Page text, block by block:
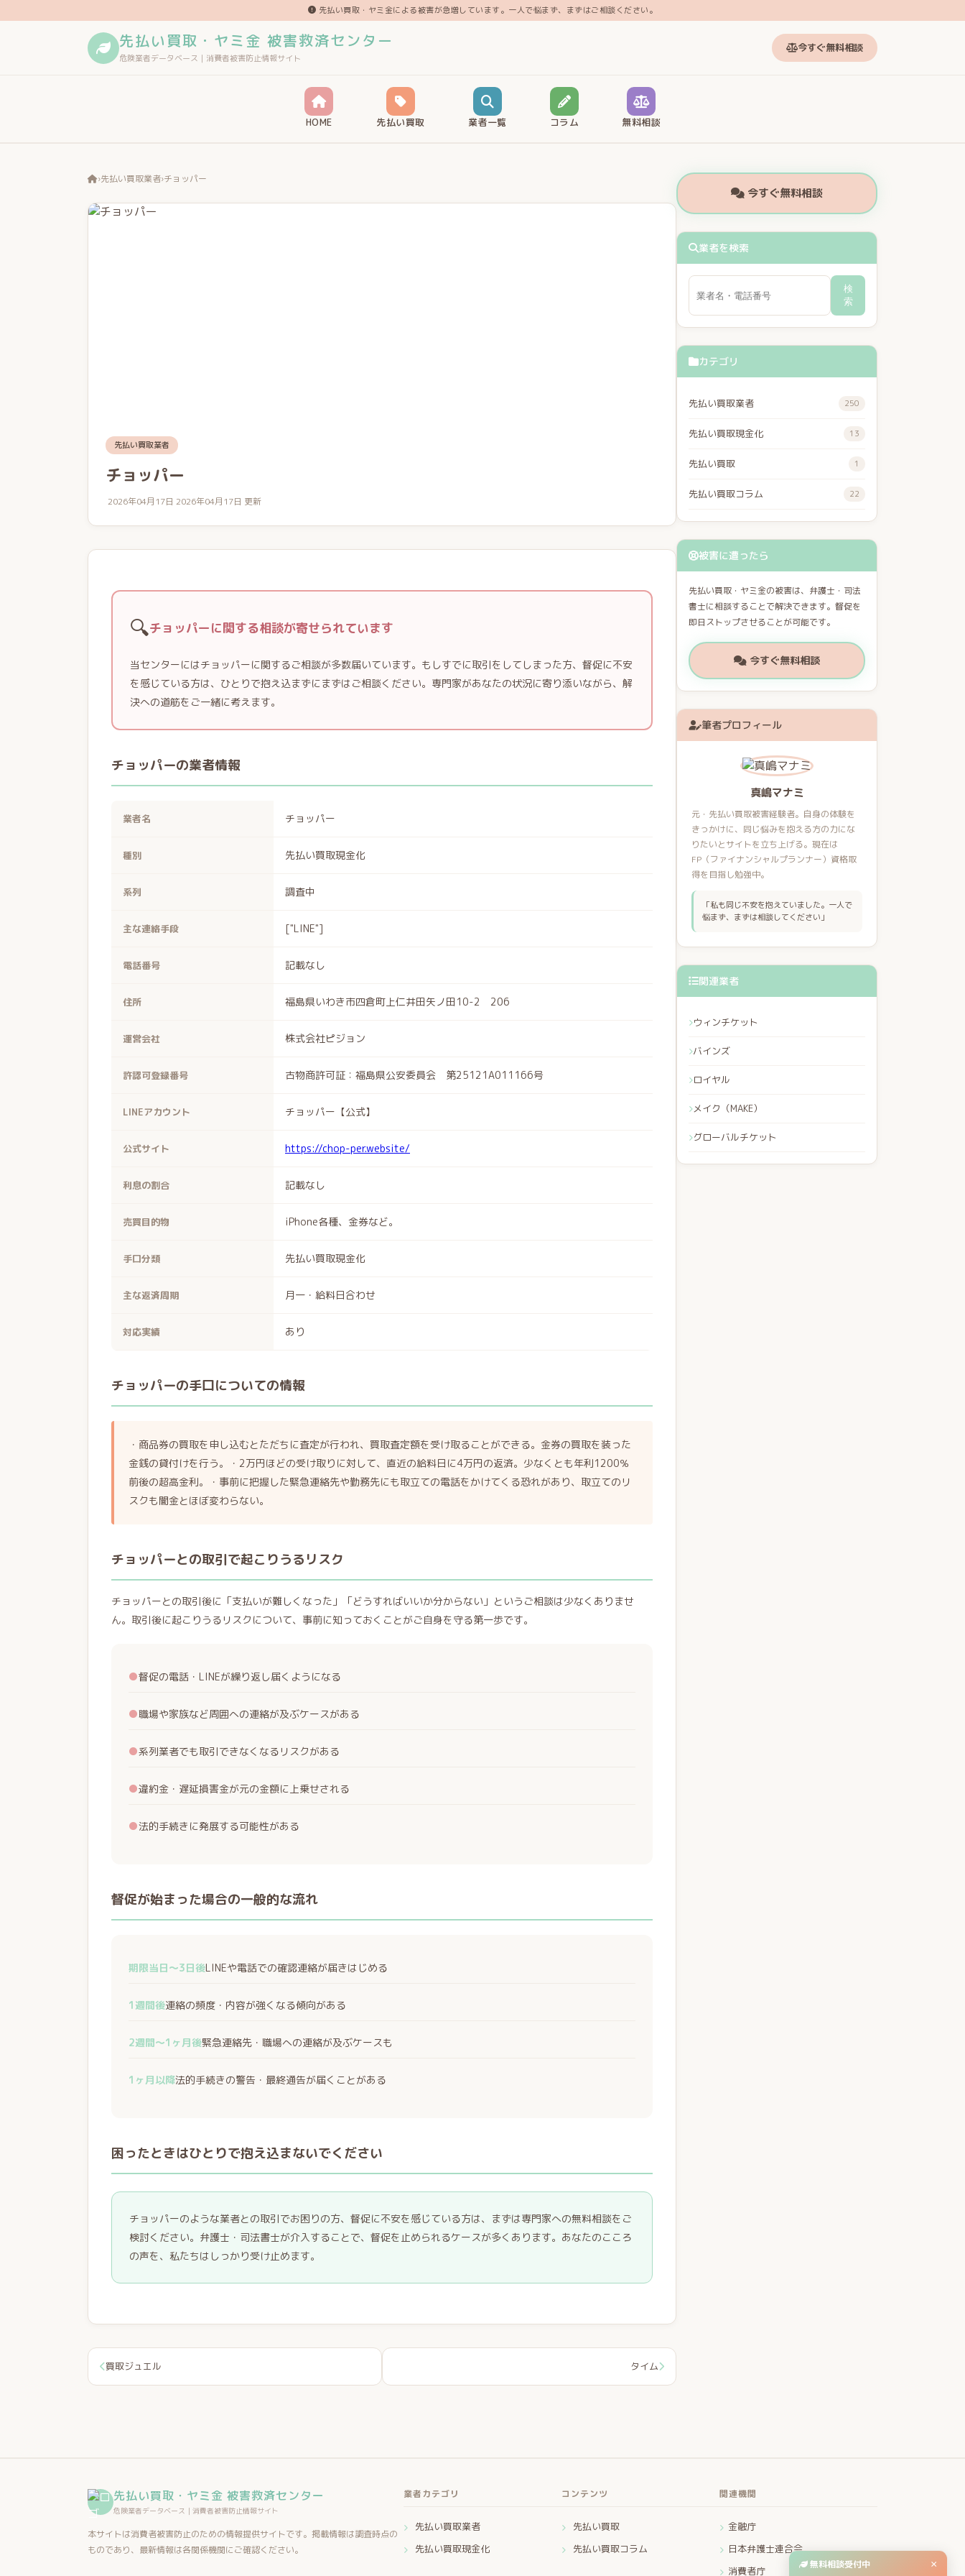
先払い買取・ヤミ金による被害が急増しています。一人で悩まず、まずはご相談ください。
先払い買取・ヤミ金 被害救済センター
危険業者データベース｜消費者被害防止情報サイト
今すぐ無料相談
HOME 先払い買取 業者一覧 コラム 無料相談
›先払い買取業者›チョッパー
先払い買取業者
チョッパー
2026年04月17日 2026年04月17日 更新
🔍チョッパーに関する相談が寄せられています
当センターにはチョッパーに関するご相談が多数届いています。もしすでに取引をしてしまった方、督促に不安
を感じている方は、ひとりで抱え込まずにまずはご相談ください。専門家があなたの状況に寄り添いながら、解
決への道筋をご一緒に考えます。
チョッパーの業者情報
業者名 チョッパー
種別 先払い買取現金化
系列 調査中
主な連絡手段 ["LINE"]
電話番号 記載なし
住所 福島県いわき市四倉町上仁井田矢ノ田10-2 206
運営会社 株式会社ピジョン
許認可登録番号 古物商許可証：福島県公安委員会 第25121A011166号
LINEアカウント チョッパー【公式】
公式サイト https://chop-per.website/
利息の割合 記載なし
売買目的物 iPhone各種、金券など。
手口分類 先払い買取現金化
主な返済周期 月一・給料日合わせ
対応実績 あり
チョッパーの手口についての情報
・商品券の買取を申し込むとただちに査定が行われ、買取査定額を受け取ることができる。金券の買取を装った
金銭の貸付けを行う。・2万円ほどの受け取りに対して、直近の給料日に4万円の返済。少なくとも年利1200％
前後の超高金利。・事前に把握した緊急連絡先や勤務先にも取立ての電話をかけてくる恐れがあり、取立てのリ
スクも闇金とほぼ変わらない。
チョッパーとの取引で起こりうるリスク
チョッパーとの取引後に「支払いが難しくなった」「どうすればいいか分からない」というご相談は少なくありませ
ん。取引後に起こりうるリスクについて、事前に知っておくことがご自身を守る第一歩です。
●督促の電話・LINEが繰り返し届くようになる
●職場や家族など周囲への連絡が及ぶケースがある
●系列業者でも取引できなくなるリスクがある
●違約金・遅延損害金が元の金額に上乗せされる
●法的手続きに発展する可能性がある
督促が始まった場合の一般的な流れ
期限当日〜3日後LINEや電話での確認連絡が届きはじめる
1週間後連絡の頻度・内容が強くなる傾向がある
2週間〜1ヶ月後緊急連絡先・職場への連絡が及ぶケースも
1ヶ月以降法的手続きの警告・最終通告が届くことがある
困ったときはひとりで抱え込まないでください
チョッパーのような業者との取引でお困りの方、督促に不安を感じている方は、まずは専門家への無料相談をご
検討ください。弁護士・司法書士が介入することで、督促を止められるケースが多くあります。あなたのこころ
の声を、私たちはしっかり受け止めます。
買取ジュエル タイム
今すぐ無料相談
業者を検索
検
索
カテゴリ
先払い買取業者 250
先払い買取現金化 13
先払い買取 1
先払い買取コラム 22
被害に遭ったら
先払い買取・ヤミ金の被害は、弁護士・司法
書士に相談することで解決できます。督促を
即日ストップさせることが可能です。
今すぐ無料相談
筆者プロフィール
真嶋マナミ
元・先払い買取被害経験者。自身の体験を
きっかけに、同じ悩みを抱える方の力にな
りたいとサイトを立ち上げる。現在は
FP（ファイナンシャルプランナー）資格取
得を目指し勉強中。
「私も同じ不安を抱えていました。一人で
悩まず、まずは相談してください」
関連業者
ウィンチケット
バインズ
ロイヤル
メイク（MAKE）
グローバルチケット
先払い買取・ヤミ金 被害救済センター
危険業者データベース｜消費者被害防止情報サイト
本サイトは消費者被害防止のための情報提供サイトです。掲載情報は調査時点の
ものであり、最新情報は各関係機関にご確認ください。
業者カテゴリ
先払い買取業者
先払い買取現金化
コンテンツ
先払い買取
先払い買取コラム
関連機関
金融庁
日本弁護士連合会
消費者庁
無料相談受付中 ×